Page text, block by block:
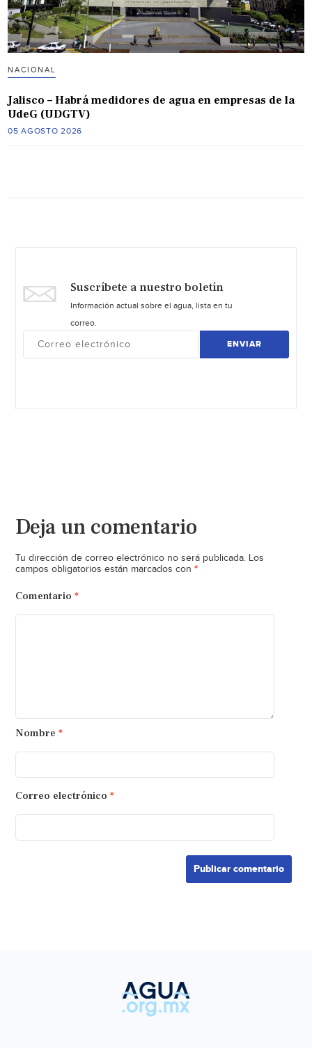
NACIONAL
Jalisco – Habrá medidores de agua en empresas de la
UdeG (UDGTV)
05 AGOSTO 2026
Suscríbete a nuestro boletín
Información actual sobre el agua, lista en tu
correo.
ENVIAR
Deja un comentario
Tu dirección de correo electrónico no será publicada. Los
campos obligatorios están marcados con *
Comentario *
Nombre *
Correo electrónico *